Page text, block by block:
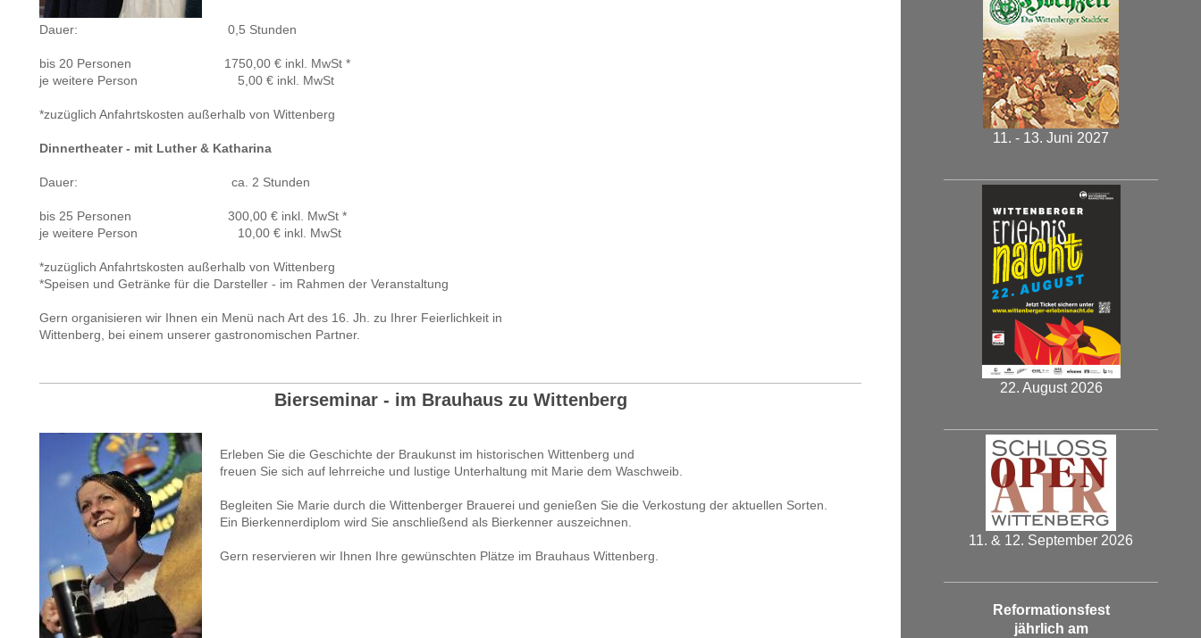
Dauer: 0,5 Stunden
bis 20 Personen 1750,00 € inkl. MwSt *
je weitere Person 5,00 € inkl. MwSt
*zuzüglich Anfahrtskosten außerhalb von Wittenberg
Dinnertheater - mit Luther & Katharina
Dauer: ca. 2 Stunden
bis 25 Personen 300,00 € inkl. MwSt *
je weitere Person 10,00 € inkl. MwSt
*zuzüglich Anfahrtskosten außerhalb von Wittenberg
*Speisen und Getränke für die Darsteller - im Rahmen der Veranstaltung
Gern organisieren wir Ihnen ein Menü nach Art des 16. Jh. zu Ihrer Feierlichkeit in
Wittenberg, bei einem unserer gastronomischen Partner.
Bierseminar - im Brauhaus zu Wittenberg
Erleben Sie die Geschichte der Braukunst im historischen Wittenberg und
freuen Sie sich auf lehrreiche und lustige Unterhaltung mit Marie dem Waschweib.
Begleiten Sie Marie durch die Wittenberger Brauerei und genießen Sie die Verkostung der aktuellen Sorten.
Ein Bierkennerdiplom wird Sie anschließend als Bierkenner auszeichnen.
Gern reservieren wir Ihnen Ihre gewünschten Plätze im Brauhaus Wittenberg.
11. - 13. Juni 2027
22. August 2026
11. & 12. September 2026
Reformationsfest
jährlich am